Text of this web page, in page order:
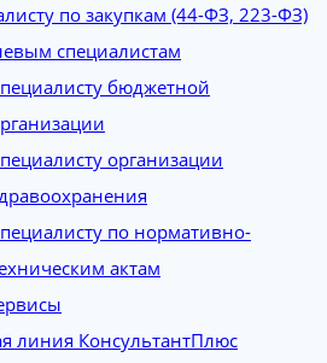
по закупкам (44-ФЗ, 223-ФЗ)
специалистам
бюджетной
организации
по нормативно-
актам
линия КонсультантПлюс